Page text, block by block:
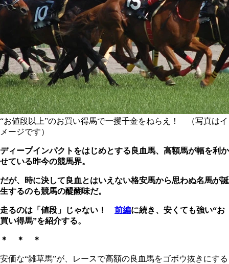
“お値段以上”のお買い得馬で一攫千金をねらえ！ （写真はイ
メージです）
ディープインパクトをはじめとする良血馬、高額馬が幅を利か
せている昨今の競馬界。
だが、時に決して良血とはいえない格安馬から思わぬ名馬が誕
生するのも競馬の醍醐味だ。
走るのは「値段」じゃない！ 前編に続き、安くても強い“お
買い得馬”を紹介する。
＊ ＊ ＊
安価な“雑草馬”が、レースで高額の良血馬をゴボウ抜きにする